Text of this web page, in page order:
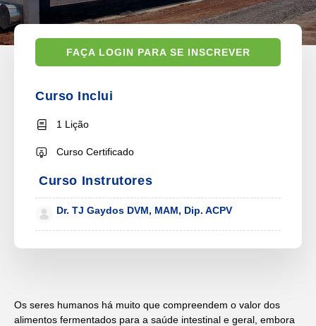
Os seres humanos há muito que compreendem o valor dos
alimentos fermentados para a saúde intestinal e geral, embora
FAÇA LOGIN PARA SE INSCREVER
Curso Inclui
1 Lição
Curso Certificado
Curso Instrutores
Dr. TJ Gaydos DVM, MAM, Dip. ACPV